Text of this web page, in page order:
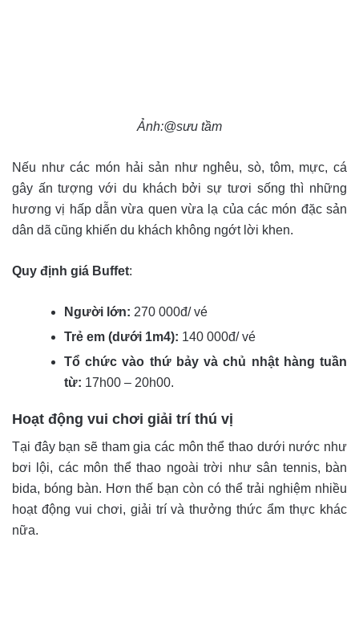
Ảnh:@sưu tầm
Nếu như các món hải sản như nghêu, sò, tôm, mực, cá
gây ấn tượng với du khách bởi sự tươi sống thì những
hương vị hấp dẫn vừa quen vừa lạ của các món đặc sản
dân dã cũng khiến du khách không ngớt lời khen.
Quy định giá Buffet:
Người lớn: 270 000đ/ vé
Trẻ em (dưới 1m4): 140 000đ/ vé
Tổ chức vào thứ bảy và chủ nhật hàng tuần
từ: 17h00 – 20h00.
Hoạt động vui chơi giải trí thú vị
Tại đây bạn sẽ tham gia các môn thể thao dưới nước như
bơi lội, các môn thể thao ngoài trời như sân tennis, bàn
bida, bóng bàn. Hơn thế bạn còn có thể trải nghiệm nhiều
hoạt động vui chơi, giải trí và thưởng thức ẩm thực khác
nữa.